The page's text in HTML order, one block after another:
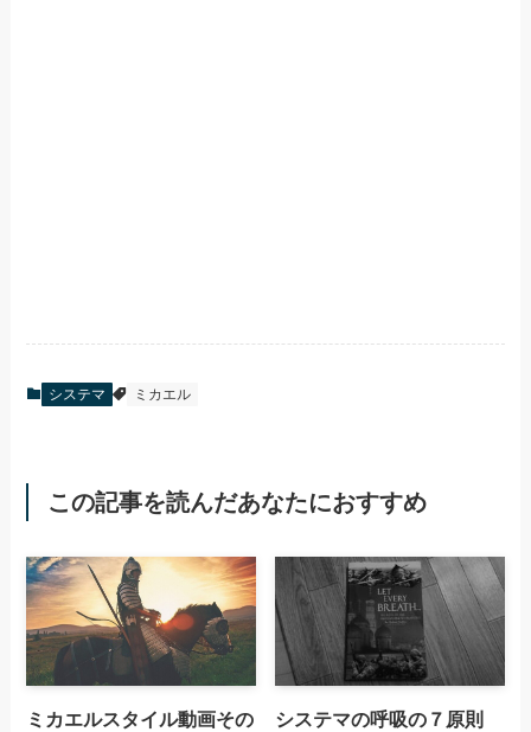
システマ ミカエル
この記事を読んだあなたにおすすめ
ミカエルスタイル動画その
システマの呼吸の７原則